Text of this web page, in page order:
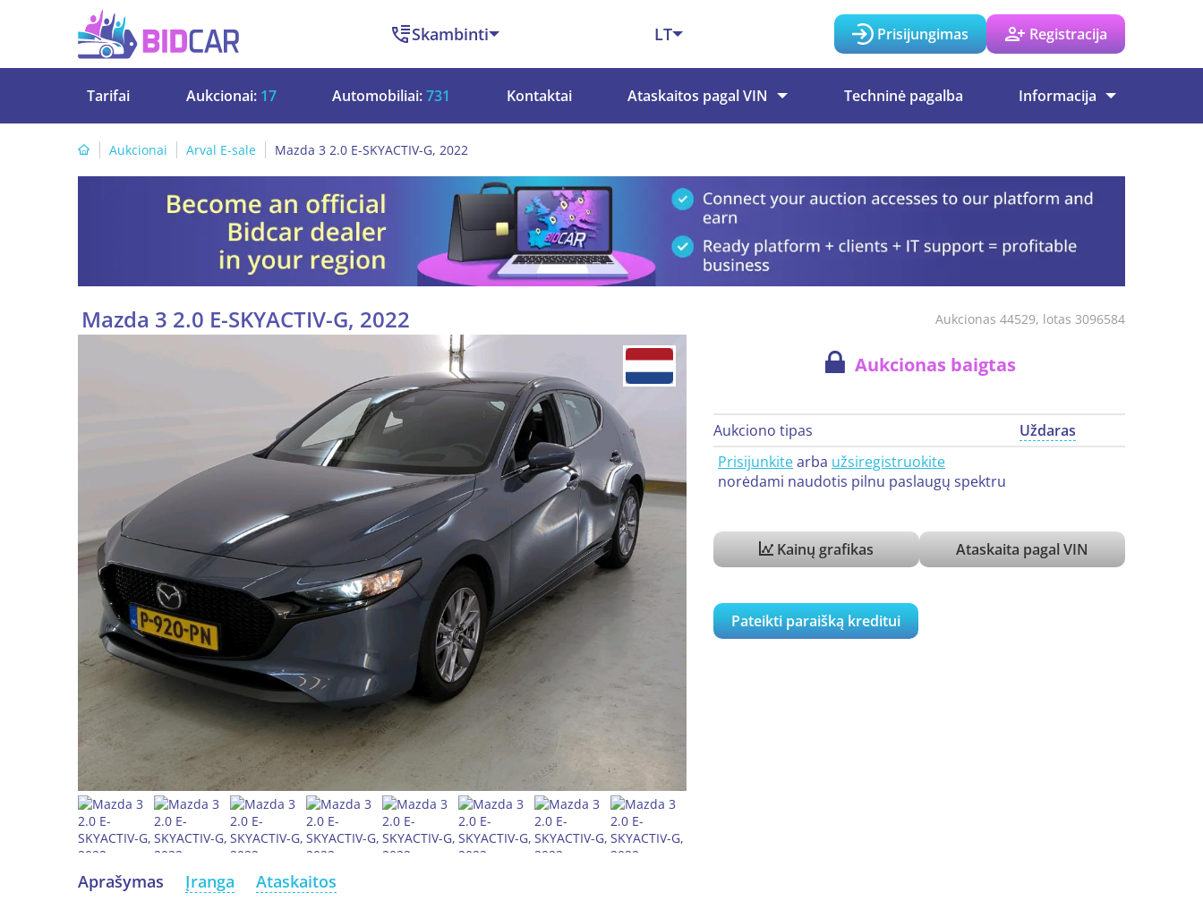
Skambinti LT Prisijungimas Registracija
Tarifai Aukcionai: 17 Automobiliai:731 Kontaktai Ataskaitos pagal VIN Techninė pagalba Informacija
Aukcionai Arval E-sale Mazda 3 2.0 E-SKYACTIV-G, 2022
Aukcionas 44529, lotas 3096584
Mazda 3 2.0 E-SKYACTIV-G, 2022
Aukcionas baigtas
Aukciono tipas
Uždaras
Prisijunkitearba užsiregistruokite
norėdami naudotis pilnu paslaugų spektru
Kainų grafikas Ataskaita pagal VIN
Pateikti paraišką kreditui
Aprašymas Įranga Ataskaitos